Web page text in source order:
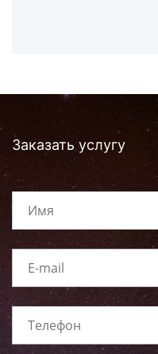
Заказать услугу